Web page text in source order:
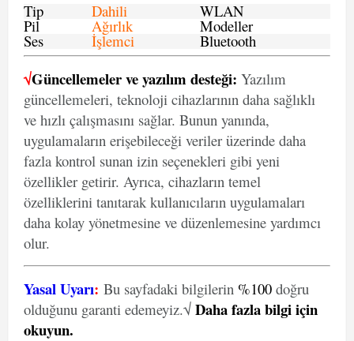
Tip
Dahili WLAN
Pil Ağırlık Modeller
Ses İşlemci Bluetooth
√Güncellemeler ve yazılım desteği: Yazılım
güncellemeleri, teknoloji cihazlarının daha sağlıklı
ve hızlı çalışmasını sağlar. Bunun yanında,
uygulamaların erişebileceği veriler üzerinde daha
fazla kontrol sunan izin seçenekleri gibi yeni
özellikler getirir. Ayrıca, cihazların temel
özelliklerini tanıtarak kullanıcıların uygulamaları
daha kolay yönetmesine ve düzenlemesine yardımcı
olur.
Yasal Uyarı: Bu sayfadaki bilgilerin %100 doğru
olduğunu garanti edemeyiz.√ Daha fazla bilgi için
okuyun.